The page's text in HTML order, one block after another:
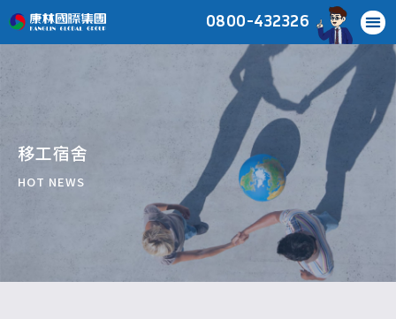
0800-432326
移工宿舍
HOT NEWS